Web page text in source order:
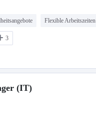
Flexible Arbeitszeiten
3
(IT)